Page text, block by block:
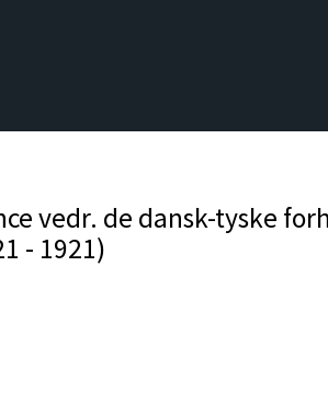
vedr. de dansk-tyske
- 1921)